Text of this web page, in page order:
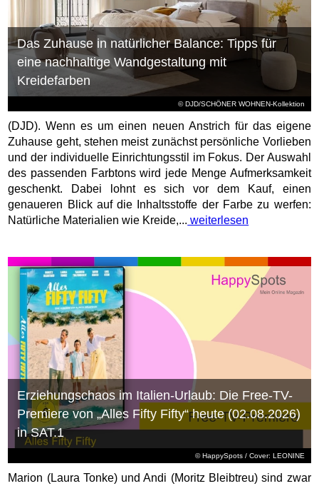
© DJD/SCHÖNER WOHNEN-Kollektion
Das Zuhause in natürlicher Balance: Tipps für
eine nachhaltige Wandgestaltung mit
Kreidefarben
(DJD). Wenn es um einen neuen Anstrich für das eigene
Zuhause geht, stehen meist zunächst persönliche Vorlieben
und der individuelle Einrichtungsstil im Fokus. Der Auswahl
des passenden Farbtons wird jede Menge Aufmerksamkeit
geschenkt. Dabei lohnt es sich vor dem Kauf, einen
genaueren Blick auf die Inhaltsstoffe der Farbe zu werfen:
Natürliche Materialien wie Kreide,... weiterlesen
© HappySpots / Cover: LEONINE
Erziehungschaos im Italien-Urlaub: Die Free-TV-
Premiere von „Alles Fifty Fifty“ heute (02.08.2026)
in SAT.1
Marion (Laura Tonke) und Andi (Moritz Bleibtreu) sind zwar